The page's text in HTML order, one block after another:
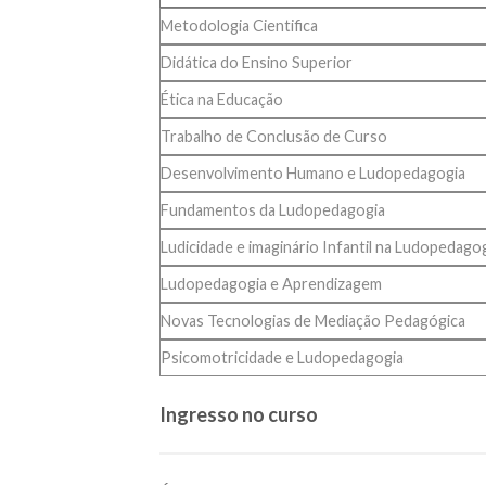
Metodologia Cientifica
Didática do Ensino Superior
Ética na Educação
Trabalho de Conclusão de Curso
Desenvolvimento Humano e Ludopedagogia
Fundamentos da Ludopedagogia
Ludicidade e imaginário Infantil na
Ludopedagogia e Aprendizagem
Novas Tecnologias de Mediação Pedagógica
Psicomotricidade e Ludopedagogia
Ingresso no curso